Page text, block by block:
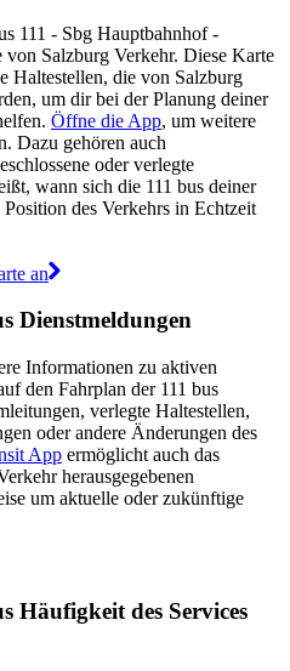
111 - Sbg Hauptbahnhof -
Salzburg Verkehr. Diese Karte
Haltestellen, die von Salzburg
um dir bei der Planung deiner
Öffne die App, um weitere
Dazu gehören auch
oder verlegte
wann sich die 111 bus deiner
des Verkehrs in Echtzeit
an
Dienstmeldungen
Informationen zu aktiven
den Fahrplan der 111 bus
verlegte Haltestellen,
oder andere Änderungen des
App ermöglicht auch das
herausgegebenen
um aktuelle oder zukünftige
Häufigkeit des Services